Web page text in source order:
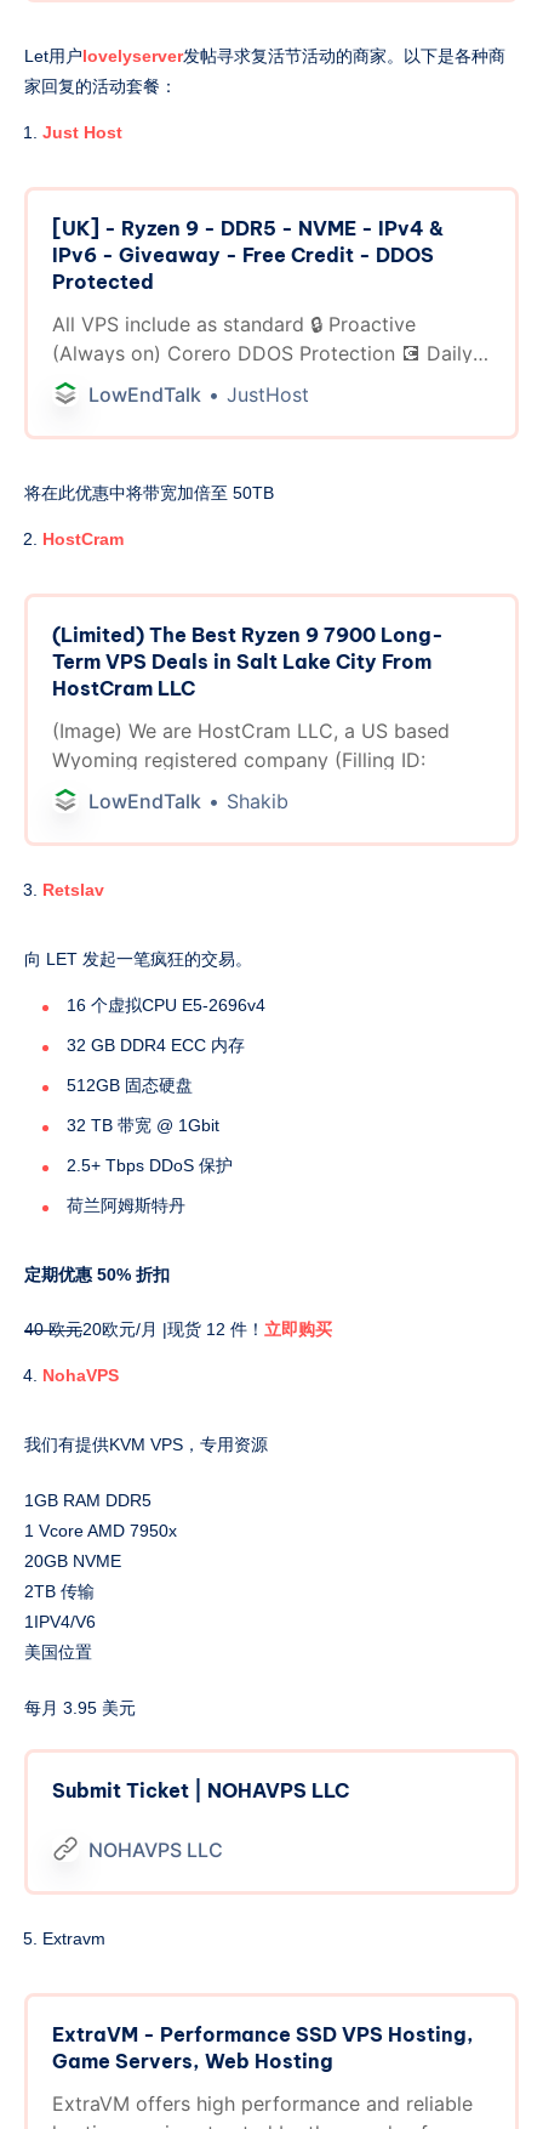
Let用户lovelyserver发帖寻求复活节活动的商家。以下是各种商
家回复的活动套餐：
Just Host
[UK] - Ryzen 9 - DDR5 - NVME - IPv4 &
IPv6 - Giveaway - Free Credit - DDOS
Protected
All VPS include as standard 🔒 Proactive
(Always on) Corero DDOS Protection 💽 Daily
Backups ⚙️ Virtualizor Control Panel ⌚ Instant
Deployment* ✨ United Kingdom Based
Support ******** Looking Glass ******* 🌍
******* 💬 https://discord.gg/SdWCEDSVGK
********* UK Ryzen 2G Easter Special
Access Port Virtualizor Control Panel 1 IPv4
Address 1 /112 IPv6 Subnet 200 Gbp’s Corero
DDOS Protection Linux Operating system 24x7
Technical Support Free Instant Activation UK
Based Servers Daily Backups **Only £7 /
$8.85* per month ** *USD Price correct at
time of posting Direct Order -
https://clientcp.net/index.php?
order is flagged for a manual security review
Mail ports are blocked as standard, open a
servers IP.
LowEndTalk JustHost
将在此优惠中将带宽加倍至 50TB
HostCram
(Limited) The Best Ryzen 9 7900 Long-
Term VPS Deals in Salt Lake City From
HostCram LLC
(Image) We are HostCram LLC, a US based
Wyoming registered company (Filling ID:
LowEndTalk
Shakib
Retslav
向 LET 发起一笔疯狂的交易。
16 个虚拟CPU E5-2696v4
32 GB DDR4 ECC 内存
512GB 固态硬盘
32 TB 带宽 @ 1Gbit
2.5+ Tbps DDoS 保护
荷兰阿姆斯特丹
定期优惠 50% 折扣
40 欧元20欧元/月 |现货 12 件！ 立即购买
NohaVPS
我们有提供KVM VPS，专用资源
1GB RAM DDR5
1 Vcor​​e AMD 7950x
20GB NVME
2TB 传输
1IPV4/V6
美国位置
每月 3.95 美元
Submit Ticket | NOHAVPS LLC
NOHAVPS LLC
Extravm
ExtraVM - Performance SSD VPS Hosting,
Game Servers, Web Hosting
ExtraVM offers high performance and reliable